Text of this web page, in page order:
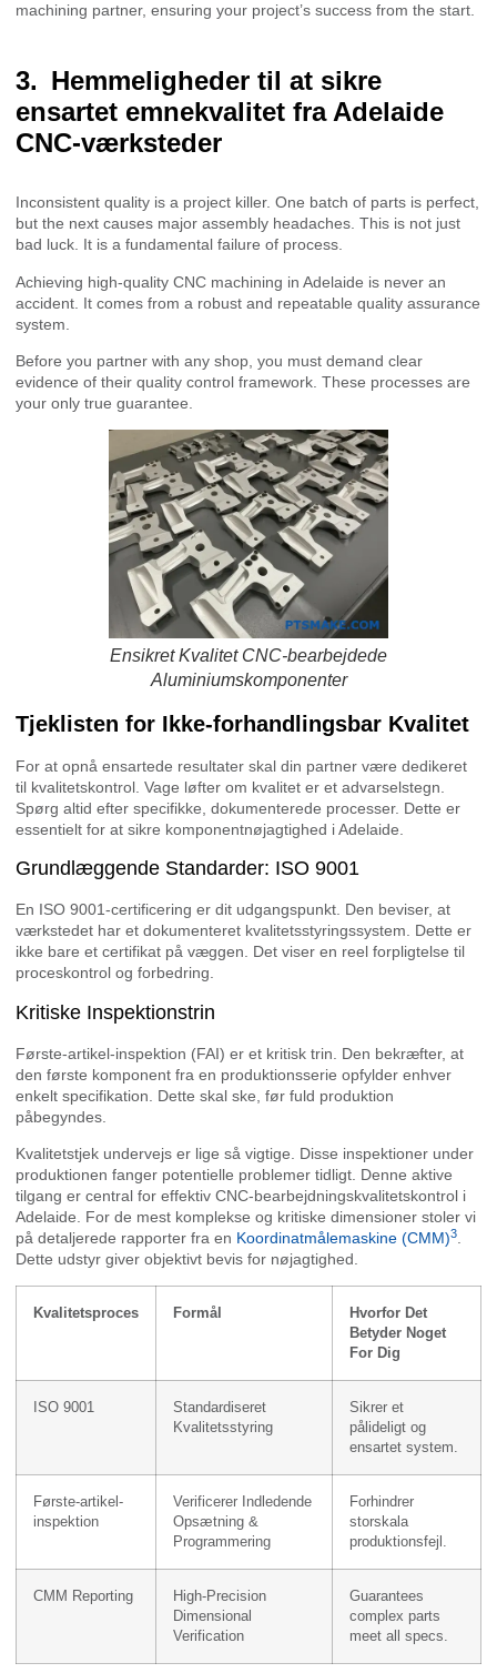
machining partner, ensuring your project’s success from the start.
Hemmeligheder til at sikre
ensartet emnekvalitet fra Adelaide
CNC-værksteder
Inconsistent quality is a project killer. One batch of parts is perfect,
but the next causes major assembly headaches. This is not just
bad luck. It is a fundamental failure of process.
Achieving high-quality CNC machining in Adelaide is never an
accident. It comes from a robust and repeatable quality assurance
system.
Before you partner with any shop, you must demand clear
evidence of their quality control framework. These processes are
your only true guarantee.
Ensikret Kvalitet CNC-bearbejdede
Aluminiumskomponenter
Tjeklisten for Ikke-forhandlingsbar Kvalitet
For at opnå ensartede resultater skal din partner være dedikeret
til kvalitetskontrol. Vage løfter om kvalitet er et advarselstegn.
Spørg altid efter specifikke, dokumenterede processer. Dette er
essentielt for at sikre komponentnøjagtighed i Adelaide.
Grundlæggende Standarder: ISO 9001
En ISO 9001-certificering er dit udgangspunkt. Den beviser, at
værkstedet har et dokumenteret kvalitetsstyringssystem. Dette er
ikke bare et certifikat på væggen. Det viser en reel forpligtelse til
proceskontrol og forbedring.
Kritiske Inspektionstrin
Første-artikel-inspektion (FAI) er et kritisk trin. Den bekræfter, at
den første komponent fra en produktionsserie opfylder enhver
enkelt specifikation. Dette skal ske, før fuld produktion
påbegyndes.
Kvalitetstjek undervejs er lige så vigtige. Disse inspektioner under
produktionen fanger potentielle problemer tidligt. Denne aktive
tilgang er central for effektiv CNC-bearbejdningskvalitetskontrol i
Adelaide. For de mest komplekse og kritiske dimensioner stoler vi
på detaljerede rapporter fra en Koordinatmålemaskine (CMM)3
Dette udstyr giver objektivt bevis for nøjagtighed.
Kvalitetsproces Formål
Hvorfor Det
Betyder Noget
For Dig
ISO 9001
Standardiseret
Kvalitetsstyring
Sikrer et
pålideligt og
ensartet system.
Første-artikel-
inspektion
Verificerer Indledende
Opsætning &
Programmering
Forhindrer
storskala
produktionsfejl.
CMM Reporting
High-Precision
Dimensional
Verification
Guarantees
complex parts
meet all specs.